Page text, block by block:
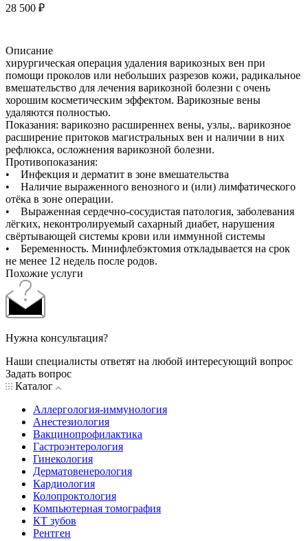
28 500 ₽
Описание
хирургическая операция удаления варикозных вен при
помощи проколов или небольших разрезов кожи, радикальное
вмешательство для лечения варикозной болезни с очень
хорошим косметическим эффектом. Варикозные вены
удаляются полностью.
Показания: варикозно расширеннех вены, узлы,. варикозное
расширение притоков магистральных вен и наличии в них
рефлюкса, осложнения варикозной болезни.
Противопоказания:
• Инфекция и дерматит в зоне вмешательства
• Наличие выраженного венозного и (или) лимфатического
отёка в зоне операции.
• Выраженная сердечно-сосудистая патология, заболевания
лёгких, неконтролируемый сахарный диабет, нарушения
свёртывающей системы крови или иммунной системы
• Беременность. Минифлебэктомия откладывается на срок
не менее 12 недель после родов.
Похожие услуги
Нужна консультация?
Наши специалисты ответят на любой интересующий вопрос
Задать вопрос
Каталог
Аллергология-иммунология
Анестезиология
Вакцинопрофилактика
Гастроэнтерология
Гинекология
Дерматовенерология
Кардиология
Колопроктология
Компьютерная томография
КТ зубов
Рентген